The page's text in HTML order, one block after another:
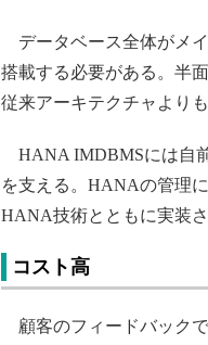
データベース全体がメ
搭載する必要がある。半
従来アーキテクチャより
HANA IMDBMSには自
を支える。HANAの管理
HANA技術とともに実装
コスト高
顧客のフィードバック